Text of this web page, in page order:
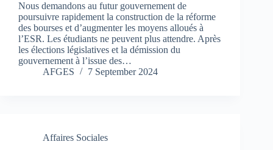
Nous demandons au futur gouvernement de
poursuivre rapidement la construction de la réforme
des bourses et d’augmenter les moyens alloués à
l’ESR. Les étudiants ne peuvent plus attendre. Après
les élections législatives et la démission du
gouvernement à l’issue des…
AFGES
7 September 2024
Affaires Sociales